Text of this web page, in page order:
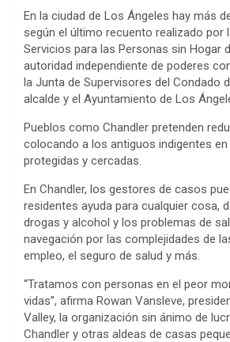
b
o
o
k
er n
g
er
s
A
p
p
es
t
dI
n
t
py
Li
n
k
ar
e
En la ciudad de Los Ángeles hay más
según el último recuento realizado por
Servicios para las Personas sin Hogar
autoridad independiente de poderes
la Junta de Supervisores del Condado
alcalde y el Ayuntamiento de Los
Pueblos como Chandler pretenden
colocando a los antiguos indigentes
protegidas y cercadas.
En Chandler, los gestores de casos
residentes ayuda para cualquier cosa,
drogas y alcohol y los problemas de
navegación por las complejidades de
empleo, el seguro de salud y más.
“Tratamos con personas en el peor
vidas”, afirma Rowan Vansleve,
Valley, la organización sin ánimo de
Chandler y otras aldeas de casas